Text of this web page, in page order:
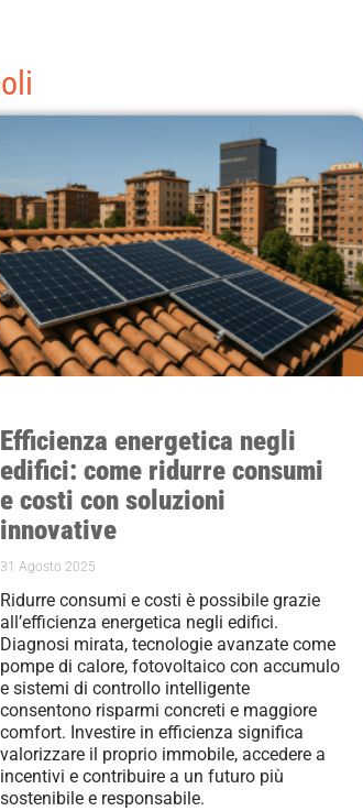
Efficienza energetica negli
edifici: come ridurre consumi
e costi con soluzioni
innovative
31 Agosto 2025
Ridurre consumi e costi è possibile grazie
all’efficienza energetica negli edifici.
Diagnosi mirata, tecnologie avanzate come
pompe di calore, fotovoltaico con accumulo
e sistemi di controllo intelligente
consentono risparmi concreti e maggiore
comfort. Investire in efficienza significa
valorizzare il proprio immobile, accedere a
incentivi e contribuire a un futuro più
sostenibile e responsabile.